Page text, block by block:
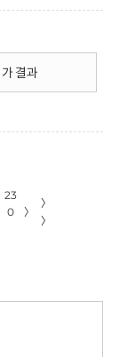
결과
23
0
〉
〉
〉